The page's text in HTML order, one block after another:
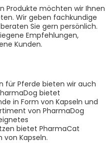
Produkte möchten wir Ihnen
Wir geben fachkundige
Sie gern persönlich.
Empfehlungen,
Kunden.
für Pferde bieten wir auch
bietet
in Form von Kapseln und
von PharmaDog
bietet PharmaCat
Kapseln.